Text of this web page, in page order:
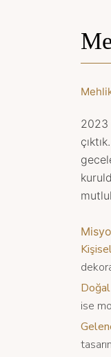
2023
çıktık.
ise